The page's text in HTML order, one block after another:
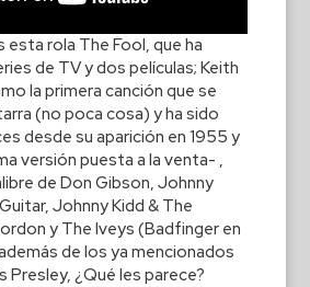
rola The Fool, que ha
de TV y dos películas; Keith
la primera canción que se
(no poca cosa) y ha sido
desde su aparición en 1955 y
versión puesta a la venta- ,
de Don Gibson, Johnny
Johnny Kidd & The
y The Iveys (Badfinger en
de los ya mencionados
Presley, ¿Qué les parece?